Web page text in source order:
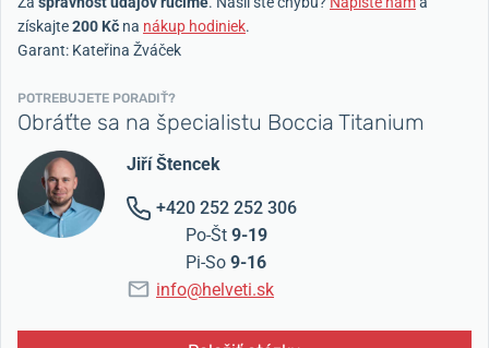
získajte200 Kč na nákup hodiniek.
Garant: Kateřina Žváček
POTREBUJETE PORADIŤ?
Obráťte sa na špecialistu Boccia Titanium
Jiří Štencek
+420 252 252 306
Po-Št 9-19
Pi-So 9-16
info@helveti.sk